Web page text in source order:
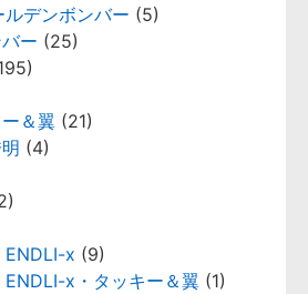
デンボンバー (5)
ー (25)
＆翼 (21)
(4)
ENDLI-x (9)
x・タッキー＆翼 (1)